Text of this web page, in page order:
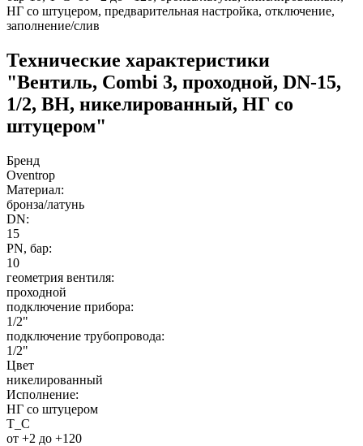
НГ со штуцером, предварительная настройка, отключение,
заполнение/слив
Технические характеристики
"Вентиль, Combi 3, проходной, DN-15,
1/2, ВН, никелированный, НГ со
штуцером"
Бренд
Oventrop
Материал:
бронза/латунь
DN:
15
PN, бар:
10
геометрия вентиля:
проходной
подключение прибора:
1/2"
подключение трубопровода:
1/2"
Цвет
никелированный
Исполнение:
НГ со штуцером
T_C
от +2 до +120